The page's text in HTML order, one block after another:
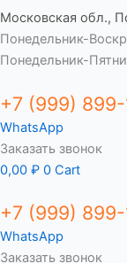
Московская обл.,
Понедельник-
Понедельник-
+7 (999)
WhatsApp
Заказать звонок
0,00 ₽ 0 Cart
+7 (999)
WhatsApp
Заказать звонок